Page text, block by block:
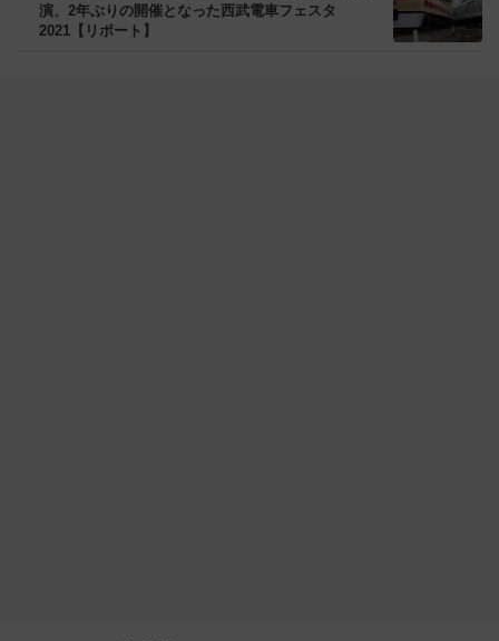
演、2年ぶりの開催となった西武電車フェスタ
2021【リポート】